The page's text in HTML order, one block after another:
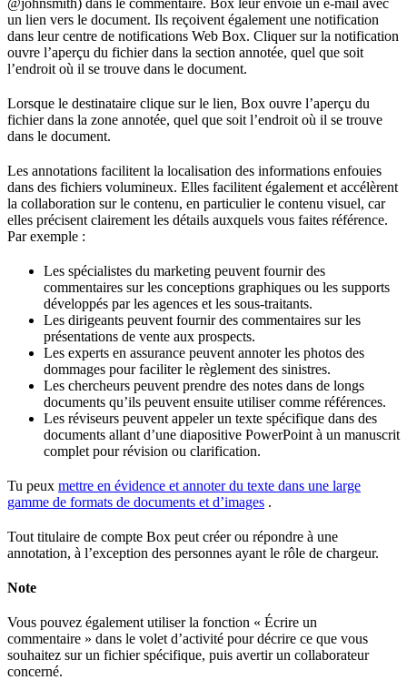
un lien vers le document. Ils reçoivent également une notification
dans leur centre de notifications Web Box. Cliquer sur la notification
ouvre l’aperçu du fichier dans la section annotée, quel que soit
l’endroit où il se trouve dans le document.
Lorsque le destinataire clique sur le lien, Box ouvre l’aperçu du
fichier dans la zone annotée, quel que soit l’endroit où il se trouve
dans le document.
Les annotations facilitent la localisation des informations enfouies
dans des fichiers volumineux. Elles facilitent également et accélèrent
la collaboration sur le contenu, en particulier le contenu visuel, car
elles précisent clairement les détails auxquels vous faites référence.
Par exemple :
Les spécialistes du marketing peuvent fournir des
commentaires sur les conceptions graphiques ou les supports
développés par les agences et les sous-traitants.
Les dirigeants peuvent fournir des commentaires sur les
présentations de vente aux prospects.
Les experts en assurance peuvent annoter les photos des
dommages pour faciliter le règlement des sinistres.
Les chercheurs peuvent prendre des notes dans de longs
documents qu’ils peuvent ensuite utiliser comme références.
Les réviseurs peuvent appeler un texte spécifique dans des
documents allant d’une diapositive PowerPoint à un manuscrit
complet pour révision ou clarification.
Tu peux mettre en évidence et annoter du texte dans une large
gamme de formats de documents et d’images .
Tout titulaire de compte Box peut créer ou répondre à une
annotation, à l’exception des personnes ayant le rôle de chargeur.
Note
Vous pouvez également utiliser la fonction « Écrire un
commentaire » dans le volet d’activité pour décrire ce que vous
souhaitez sur un fichier spécifique, puis avertir un collaborateur
concerné.